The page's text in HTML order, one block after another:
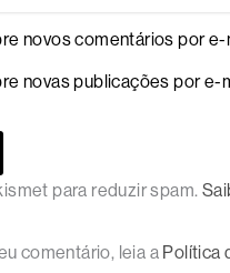
novos comentários por e-
novas publicações por e-
para reduzir spam.
comentário, leia a Política